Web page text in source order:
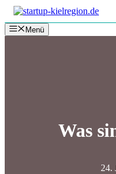
Zum
Inhalt
springenMenü
Was
24.